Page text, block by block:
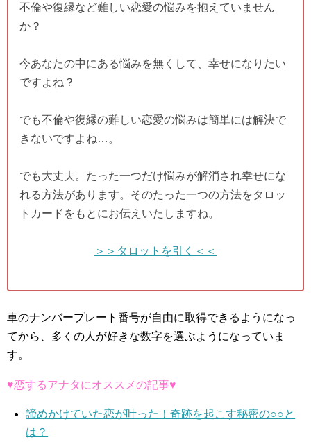
不倫や復縁など難しい恋愛の悩みを抱えていません
か？
今あなたの中にある悩みを無くして、幸せになりたい
ですよね？
でも不倫や復縁の難しい恋愛の悩みは簡単には解決で
きないですよね…。
でも大丈夫。たった一つだけ悩みが解消され幸せにな
れる方法があります。そのたった一つの方法をタロッ
トカードをもとにお伝えいたしますね。
＞＞タロットを引く＜＜
車のナンバープレート番号が自由に取得できるようになっ
てから、多くの人が好きな数字を選ぶようになっていま
す。
♥恋するアナタにオススメの記事♥
諦めかけていた恋が叶った！奇跡を起こす秘密の○○と
は？